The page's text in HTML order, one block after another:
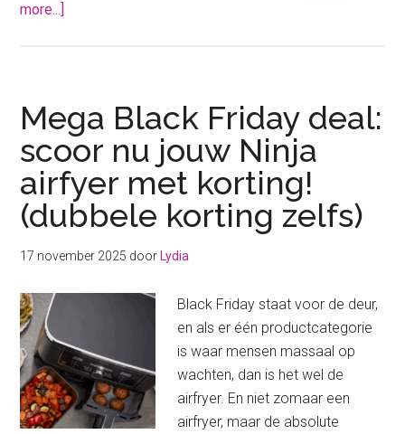
more...]
HEMA
komt
met
iets
waar
heel
van
worden!
Mega Black Friday deal:
scoor nu jouw Ninja
airfyer met korting!
(dubbele korting zelfs)
17 november 2025 door Lydia
Black Friday staat voor de deur,
en als er één productcategorie
is waar mensen massaal op
wachten, dan is het wel de
airfryer. En niet zomaar een
airfryer, maar de absolute